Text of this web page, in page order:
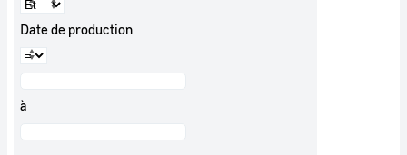
Date de production
à